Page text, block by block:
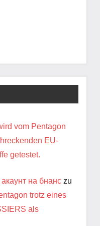
vom Pentagon
EU-
getestet.
на бнанс zu
trotz eines
als